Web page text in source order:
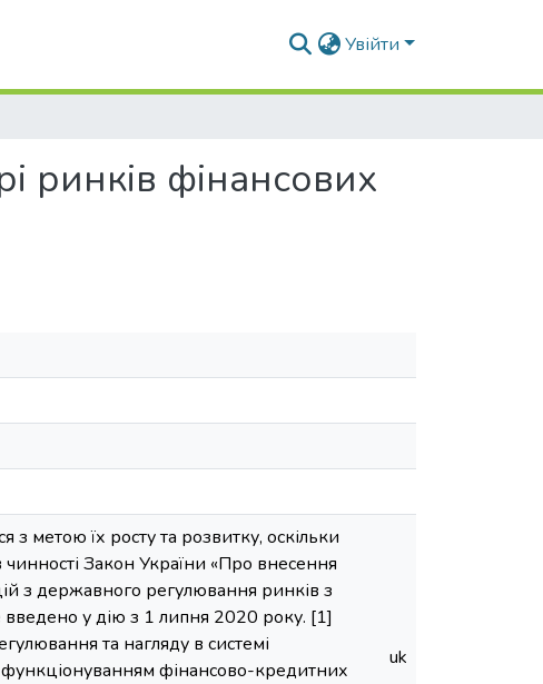
Увійти
ринків фінансових
метою їх росту та розвитку, оскільки
Закон України «Про внесення
з державного регулювання ринків з
у дію з 1 липня 2020 року. [1]
та нагляду в системі
функціонуванням фінансово-кредитних
uk